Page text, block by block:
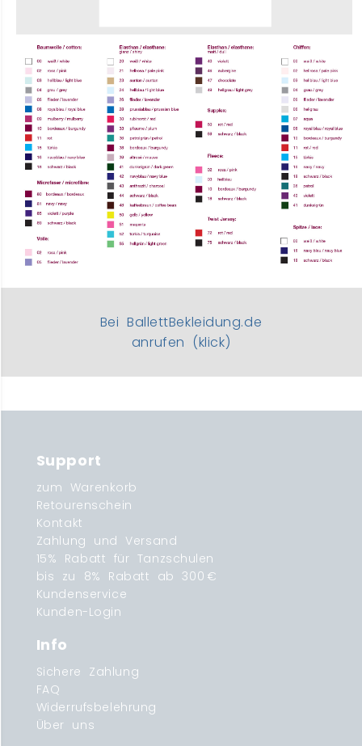
Bei BallettBekleidung.de
anrufen (klick)
Support
zum Warenkorb
Retourenschein
Kontakt
Zahlung und Versand
15% Rabatt für Tanzschulen
bis zu 8% Rabatt ab 300 €
Kundenservice
Kunden-Login
Info
Sichere Zahlung
FAQ
Widerrufsbelehrung
Über uns